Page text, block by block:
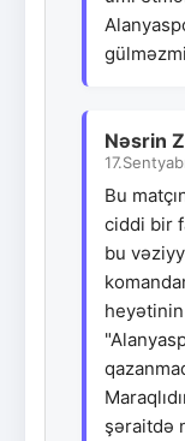
Nəsrin
Bu
ciddi bir
bu
heyətinin
şəraitdə